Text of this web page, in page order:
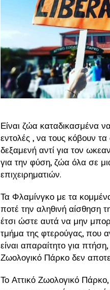
Είναι ζώα καταδικασμένα
εντολές , να τους κόβουν
δεξαμενή αντί για τον
για την φύση, ζώα όλα σε
επιχειρηματιών.
Τα Φλαμίνγκο με τα
ποτέ την αληθινή αίσθηση
έτσι ώστε αυτά να μην
τμήμα της φτερούγας, που
είναι απαραίτητο για
Ζωολογικό Πάρκο δεν
Το Αττικό Ζωολογικό